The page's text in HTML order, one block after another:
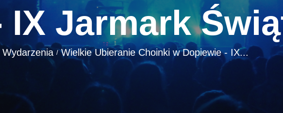
IX Jarmark
Wydarzenia Wielkie Ubieranie Choinki w Dopiewie - IX...